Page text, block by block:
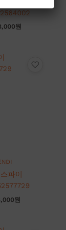
원
파이
원